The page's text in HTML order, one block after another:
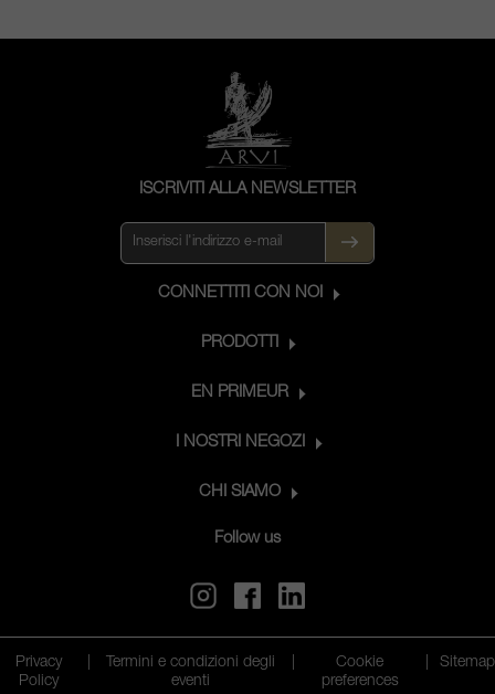
ISCRIVITI ALLA NEWSLETTER
CONNETTITI CON NOI
PRODOTTI
EN PRIMEUR
I NOSTRI NEGOZI
CHI SIAMO
Follow us
Privacy
Policy
Termini e condizioni degli
eventi
Cookie
preferences
Sitemap